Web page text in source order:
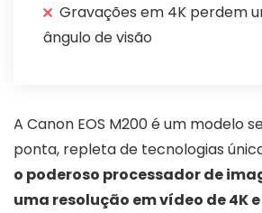
Gravações em 4K perdem
ângulo de visão
A Canon EOS M200 é um modelo
ponta, repleta de tecnologias
o poderoso processador de
uma resolução em vídeo de 4K